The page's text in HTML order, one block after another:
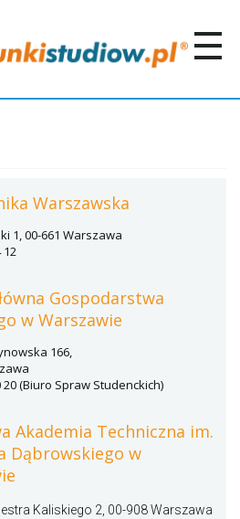
Warszawska
1, 00-661 Warszawa
12
Gospodarstwa
w Warszawie
166,
20 (Biuro Spraw Studenckich)
Akademia Techniczna im.
Dąbrowskiego w
Kaliskiego 2, 00-908 Warszawa